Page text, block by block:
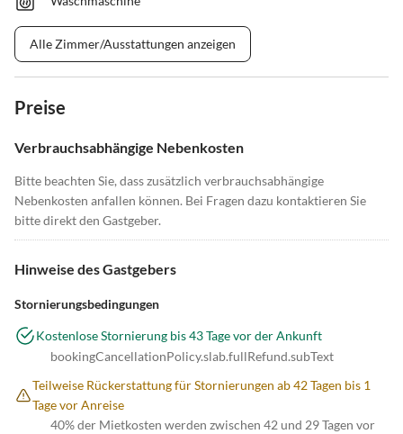
Alle Zimmer/Ausstattungen anzeigen
Preise
Verbrauchsabhängige Nebenkosten
Bitte beachten Sie, dass zusätzlich verbrauchsabhängige
Nebenkosten anfallen können. Bei Fragen dazu kontaktieren Sie
bitte direkt den Gastgeber.
Hinweise des Gastgebers
Stornierungsbedingungen
Kostenlose Stornierung bis 43 Tage vor der Ankunft
bookingCancellationPolicy.slab.fullRefund.subText
Teilweise Rückerstattung für Stornierungen ab 42 Tagen bis 1
Tage vor Anreise
40% der Mietkosten werden zwischen 42 und 29 Tagen vor